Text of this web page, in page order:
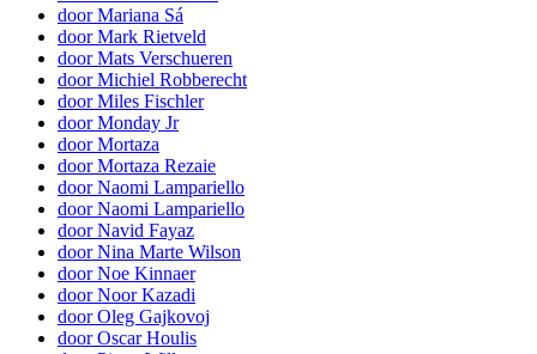
door Mariana Sá
door Mark Rietveld
door Mats Verschueren
door Michiel Robberecht
door Miles Fischler
door Monday Jr
door Mortaza
door Mortaza Rezaie
door Naomi Lampariello
door Naomi Lampariello
door Navid Fayaz
door Nina Marte Wilson
door Noe Kinnaer
door Noor Kazadi
door Oleg Gajkovoj
door Oscar Houlis